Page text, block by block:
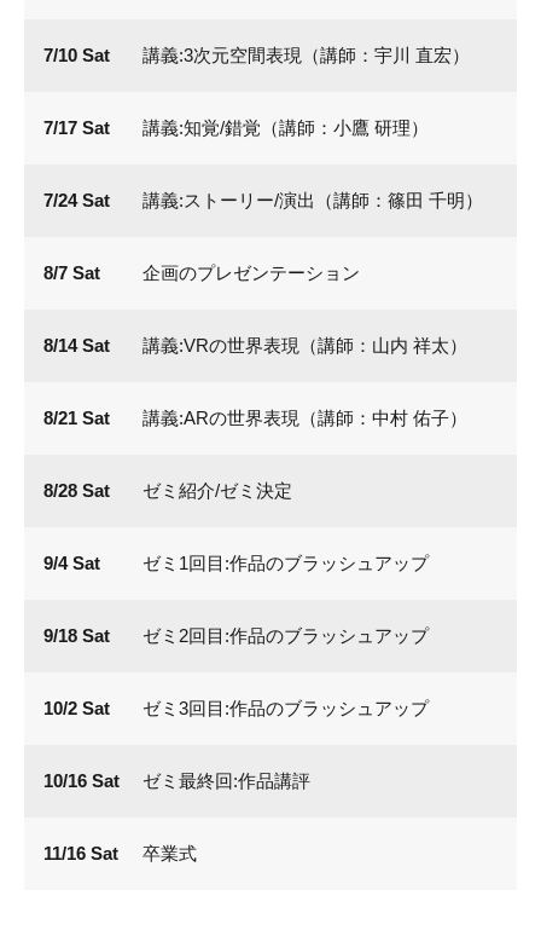
7/10 Sat 講義:3次元空間表現（講師：宇川 直宏）
7/17 Sat 講義:知覚/錯覚（講師：小鷹 研理）
7/24 Sat 講義:ストーリー/演出（講師：篠田 千明）
8/7 Sat 企画のプレゼンテーション
8/14 Sat 講義:VRの世界表現（講師：山内 祥太）
8/21 Sat 講義:ARの世界表現（講師：中村 佑子）
8/28 Sat ゼミ紹介/ゼミ決定
9/4 Sat ゼミ1回目:作品のブラッシュアップ
9/18 Sat ゼミ2回目:作品のブラッシュアップ
10/2 Sat ゼミ3回目:作品のブラッシュアップ
10/16 Sat ゼミ最終回:作品講評
11/16 Sat 卒業式